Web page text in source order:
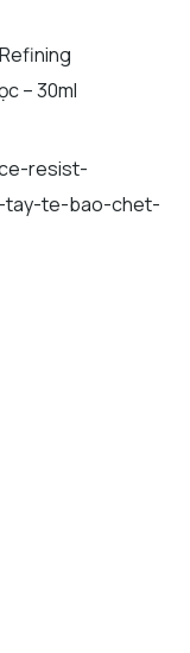
– 30ml
resist-
tay-te-bao-chet-